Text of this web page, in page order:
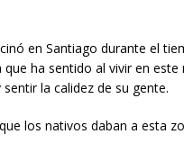
en Santiago durante el
ha sentido al vivir en
la calidez de su gente.
los nativos daban a esta